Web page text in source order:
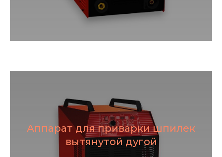
Аппарат для приварки шпилек
вытянутой дугой